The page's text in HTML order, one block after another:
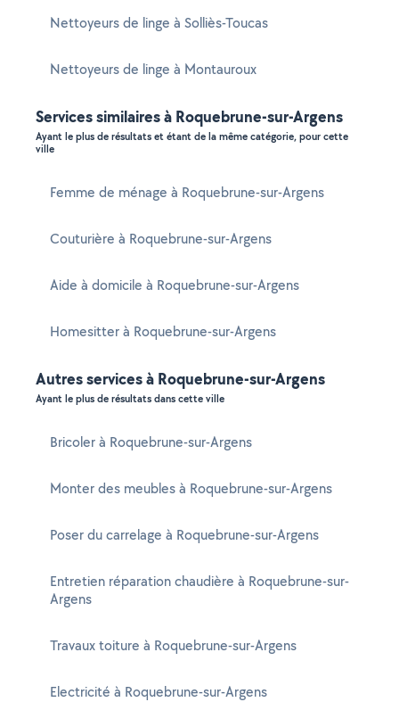
Nettoyeurs de linge à Solliès-Toucas
Nettoyeurs de linge à Montauroux
Services similaires à Roquebrune-sur-Argens
Ayant le plus de résultats et étant de la même catégorie, pour cette
ville
Femme de ménage à Roquebrune-sur-Argens
Couturière à Roquebrune-sur-Argens
Aide à domicile à Roquebrune-sur-Argens
Homesitter à Roquebrune-sur-Argens
Autres services à Roquebrune-sur-Argens
Ayant le plus de résultats dans cette ville
Bricoler à Roquebrune-sur-Argens
Monter des meubles à Roquebrune-sur-Argens
Poser du carrelage à Roquebrune-sur-Argens
Entretien réparation chaudière à Roquebrune-sur-
Argens
Travaux toiture à Roquebrune-sur-Argens
Electricité à Roquebrune-sur-Argens